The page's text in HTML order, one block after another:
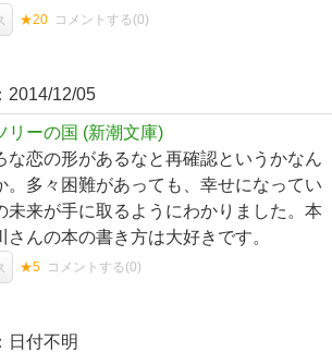
★20 コメントする(0)
2014/12/05
リーの国 (新潮文庫)
な恋の形があるなと再確認というかなん
。多々困難があっても、幸せになってい
未来が手に取るようにわかりました。本
さんの本の書き方は大好きです。
★5 コメントする(0)
日付不明